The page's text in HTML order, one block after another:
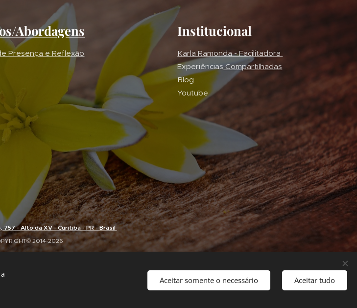
Abordagens
Presença e Reflexão
Institucional
Karla Ramonda - Facilitadora
Experiências Compartilhadas
Blog
Youtube
757 - Alto da XV - Curitiba - PR - Brasil
2014-2026
Aceitar somente o necessário Aceitar tudo